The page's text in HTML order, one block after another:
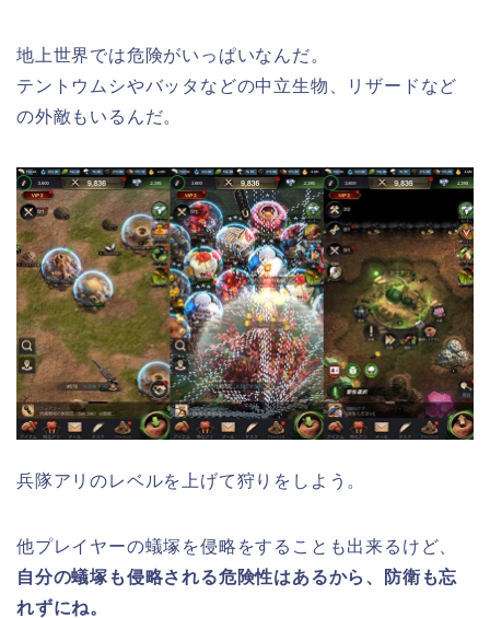
地上世界では危険がいっぱいなんだ。
テントウムシやバッタなどの中立生物、リザードなど
の外敵もいるんだ。
兵隊アリのレベルを上げて狩りをしよう。
他プレイヤーの蟻塚を侵略をすることも出来るけど、
自分の蟻塚も侵略される危険性はあるから、防衛も忘
れずにね。